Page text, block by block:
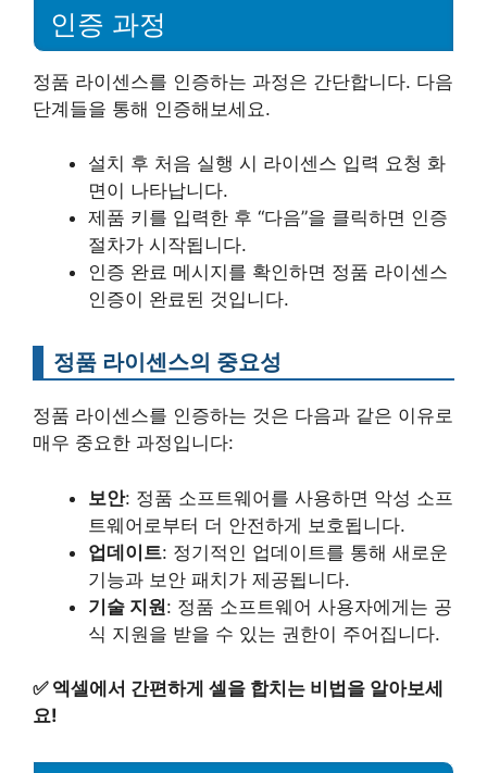
인증 과정
정품 라이센스를 인증하는 과정은 간단합니다. 다음
단계들을 통해 인증해보세요.
설치 후 처음 실행 시 라이센스 입력 요청 화
면이 나타납니다.
제품 키를 입력한 후 “다음”을 클릭하면 인증
절차가 시작됩니다.
인증 완료 메시지를 확인하면 정품 라이센스
인증이 완료된 것입니다.
정품 라이센스의 중요성
정품 라이센스를 인증하는 것은 다음과 같은 이유로
매우 중요한 과정입니다:
보안: 정품 소프트웨어를 사용하면 악성 소프
트웨어로부터 더 안전하게 보호됩니다.
업데이트: 정기적인 업데이트를 통해 새로운
기능과 보안 패치가 제공됩니다.
기술 지원: 정품 소프트웨어 사용자에게는 공
식 지원을 받을 수 있는 권한이 주어집니다.
✅ 엑셀에서 간편하게 셀을 합치는 비법을 알아보세
요!